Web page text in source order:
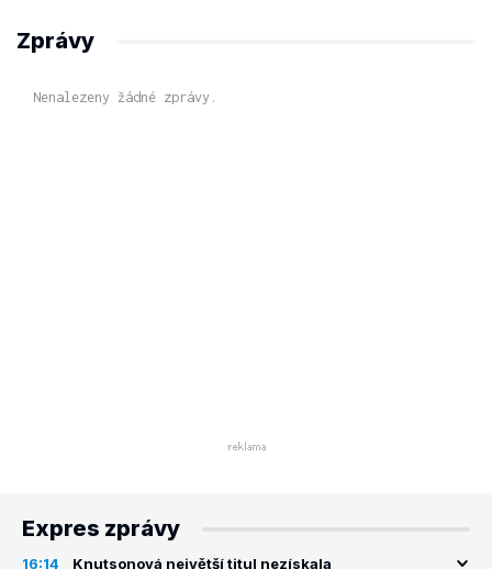
Zprávy
Nenalezeny žádné zprávy.
Expres zprávy
16:14 Knutsonová největší titul nezískala